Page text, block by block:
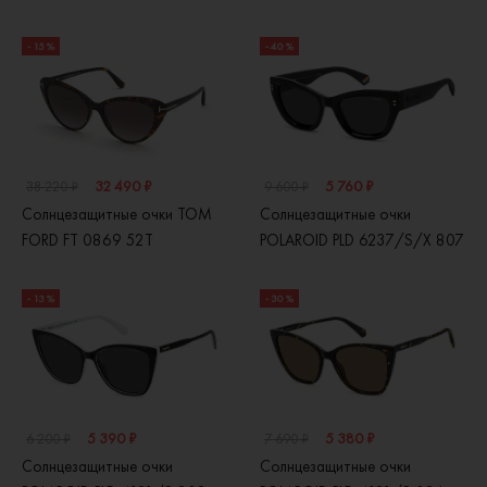
- 15 %
32 490 ₽
Солнцезащитные очки TOM
FORD FT 0869 52T
- 40 %
5 760 ₽
Солнцезащитные очки
POLAROID PLD 6237/S/X 807
- 13 %
5 390 ₽
Солнцезащитные очки
- 30 %
5 380 ₽
Солнцезащитные очки